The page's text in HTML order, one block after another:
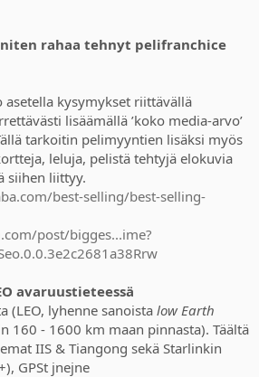
rahaa tehnyt pelifranchice
asetella kysymykset riittävällä
lisäämällä ’koko media-arvo’
tarkoitin pelimyyntien lisäksi myös
leluja, pelistä tehtyjä elokuvia
siihen liittyy.
best-selling/best-selling-
post/bigges...ime?
avaruustieteessä
(LEO, lyhenne sanoista low Earth
160 - 1600 km maan pinnasta). Täältä
IIS & Tiangong sekä Starlinkin
GPSt jnejne